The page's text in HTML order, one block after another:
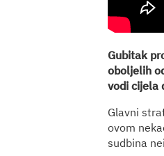
Gubitak
oboljelih
vodi cijela
Glavni
ovom
sudbina